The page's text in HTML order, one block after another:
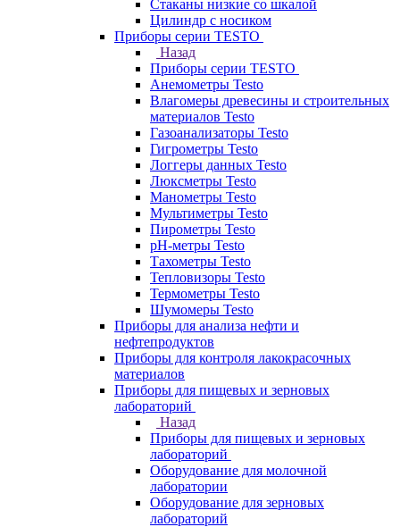
Стаканы низкие со шкалой
Цилиндр с носиком
Приборы серии TESTO
Назад
Приборы серии TESTO
Анемометры Testo
Влагомеры древесины и строительных
материалов Testo
Газоанализаторы Testo
Гигрометры Testo
Логгеры данных Testo
Люксметры Testo
Манометры Testo
Мультиметры Testo
Пирометры Testo
pH-метры Testo
Тахометры Testo
Тепловизоры Testo
Термометры Testo
Шумомеры Testo
Приборы для анализа нефти и
нефтепродуктов
Приборы для контроля лакокрасочных
материалов
Приборы для пищевых и зерновых
лабораторий
Назад
Приборы для пищевых и зерновых
лабораторий
Оборудование для молочной
лаборатории
Оборудование для зерновых
лабораторий